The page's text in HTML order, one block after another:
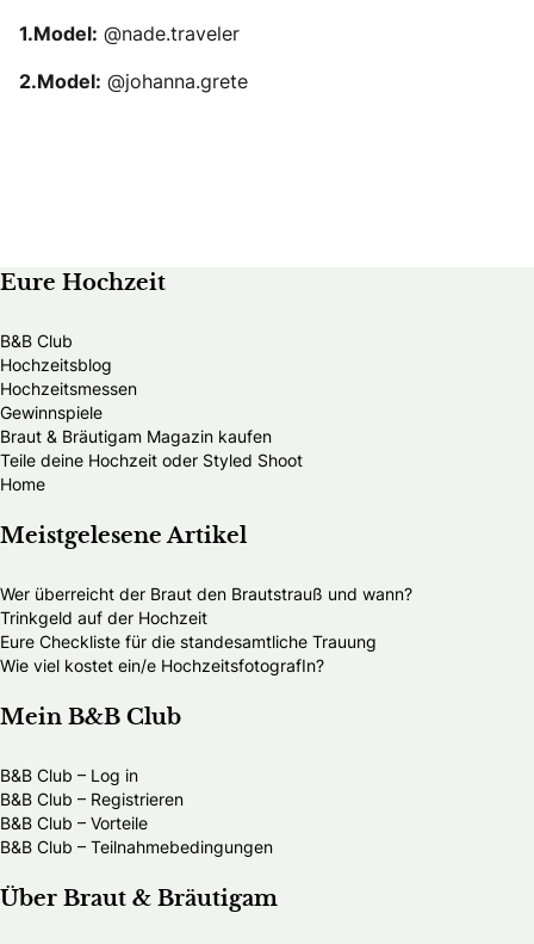
1.Model: @nade.traveler
2.Model: @johanna.grete
Eure Hochzeit
B&B Club
Hochzeitsblog
Hochzeitsmessen
Gewinnspiele
Braut & Bräutigam Magazin kaufen
Teile deine Hochzeit oder Styled Shoot
Home
Meistgelesene Artikel
Wer überreicht der Braut den Brautstrauß und wann?
Trinkgeld auf der Hochzeit
Eure Checkliste für die standesamtliche Trauung
Wie viel kostet ein/e HochzeitsfotografIn?
Mein B&B Club
B&B Club – Log in
B&B Club – Registrieren
B&B Club – Vorteile
B&B Club – Teilnahmebedingungen
Über Braut & Bräutigam